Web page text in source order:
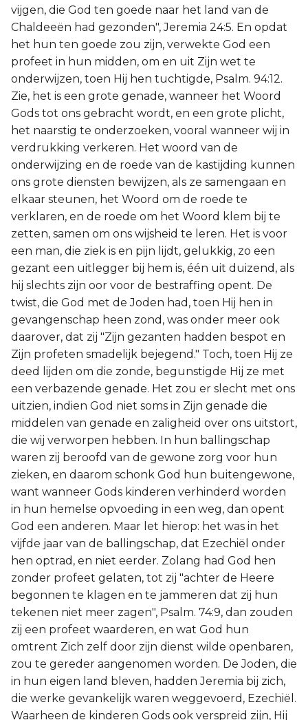
vijgen, die God ten goede naar het land van de
Chaldeeën had gezonden", Jeremia 24:5. En opdat
het hun ten goede zou zijn, verwekte God een
profeet in hun midden, om en uit Zijn wet te
onderwijzen, toen Hij hen tuchtigde, Psalm. 94:12.
Zie, het is een grote genade, wanneer het Woord
Gods tot ons gebracht wordt, en een grote plicht,
het naarstig te onderzoeken, vooral wanneer wij in
verdrukking verkeren. Het woord van de
onderwijzing en de roede van de kastijding kunnen
ons grote diensten bewijzen, als ze samengaan en
elkaar steunen, het Woord om de roede te
verklaren, en de roede om het Woord klem bij te
zetten, samen om ons wijsheid te leren. Het is voor
een man, die ziek is en pijn lijdt, gelukkig, zo een
gezant een uitlegger bij hem is, één uit duizend, als
hij slechts zijn oor voor de bestraffing opent. De
twist, die God met de Joden had, toen Hij hen in
gevangenschap heen zond, was onder meer ook
daarover, dat zij "Zijn gezanten hadden bespot en
Zijn profeten smadelijk bejegend." Toch, toen Hij ze
deed lijden om die zonde, begunstigde Hij ze met
een verbazende genade. Het zou er slecht met ons
uitzien, indien God niet soms in Zijn genade die
middelen van genade en zaligheid over ons uitstort,
die wij verworpen hebben. In hun ballingschap
waren zij beroofd van de gewone zorg voor hun
zieken, en daarom schonk God hun buitengewone,
want wanneer Gods kinderen verhinderd worden
in hun hemelse opvoeding in een weg, dan opent
God een anderen. Maar let hierop: het was in het
vijfde jaar van de ballingschap, dat Ezechiël onder
hen optrad, en niet eerder. Zolang had God hen
zonder profeet gelaten, tot zij "achter de Heere
begonnen te klagen en te jammeren dat zij hun
tekenen niet meer zagen", Psalm. 74:9, dan zouden
zij een profeet waarderen, en wat God hun
omtrent Zich zelf door zijn dienst wilde openbaren,
zou te gereder aangenomen worden. De Joden, die
in hun eigen land bleven, hadden Jeremia bij zich,
die werke gevankelijk waren weggevoerd, Ezechiël.
Waarheen de kinderen Gods ook verspreid zijn, Hij